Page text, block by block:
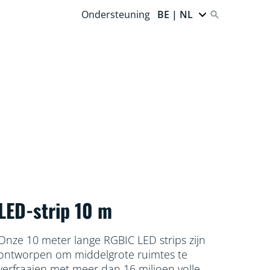
Ondersteuning BE | NL
strip 10 m
10 meter lange RGBIC LED strips zijn
om middelgrote ruimtes te